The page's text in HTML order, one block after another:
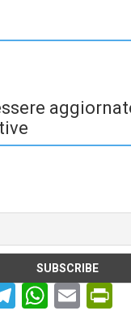
TelegramWhatsAppEmail